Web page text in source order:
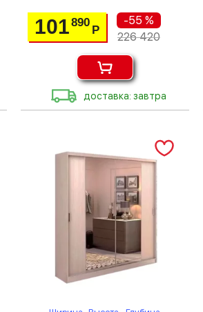
101890
Р
-55 %
226 420
доставка: завтра